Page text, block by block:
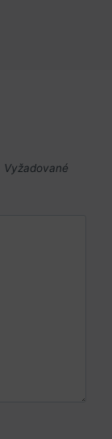
Vyžadované